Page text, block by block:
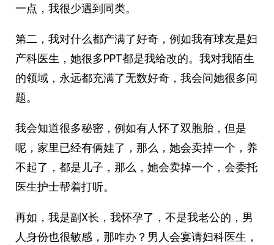
一点，我很少遇到同类。
第二，我对什么都产满了好奇，例如我有球友是妇
产科医生，她很多PPT都是我给改的。我对我陌生
的领域，永远都充满了无数好奇，我会问她很多问
题。
我会知道很多秘密，例如有人怀了双胞胎，但是
呢，家里已经有俩娃了，那么，她会卖掉一个，养
不起了，都是儿子，那么，她会卖掉一个，会委托
医生护士帮着打听。
再如，我是副X长，我怀孕了，不是我老公的，男
人身份也很敏感，那咋办？男人会宴请妇科医生，